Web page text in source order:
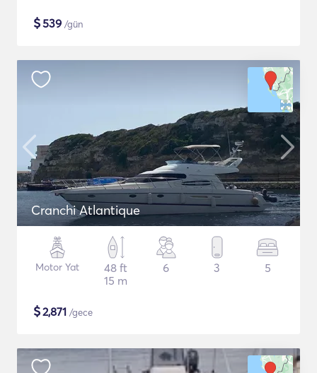
$539 /gün
Cranchi Atlantique
Motor Yat
48 ft
15 m
6 3 5
$2,871 /gece